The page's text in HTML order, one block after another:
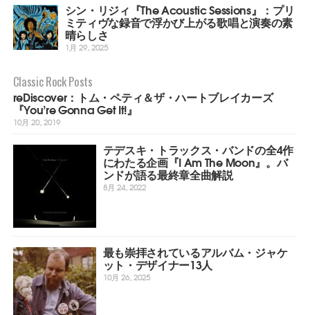
シン・リジィ『The Acoustic Sessions』：プリ
ミティヴな録音で浮かび上がる歌唱と演奏の素
晴らしさ
1月 29, 2025
Classic Rock Posts
reDiscover：トム・ペティ＆ザ・ハートブレイカーズ
『You’re Gonna Get It!』
10月 20, 2019
テデスキ・トラックス・バンドの全4作
にわたる企画『I Am The Moon』。バ
ンドが語る最終章全曲解説
8月 24, 2022
最も崇拝されているアルバム・ジャケ
ット・デザイナー13人
10月 26, 2025